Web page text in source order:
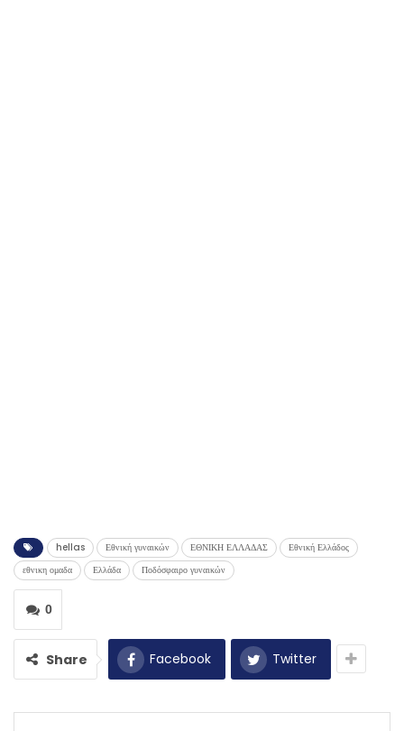
hellas Εθνική γυναικών ΕΘΝΙΚΗ ΕΛΛΑΔΑΣ
Εθνική Ελλάδος
εθνικη ομαδα
Ελλάδα Ποδόσφαιρο γυναικών
0
Share Facebook Twitter